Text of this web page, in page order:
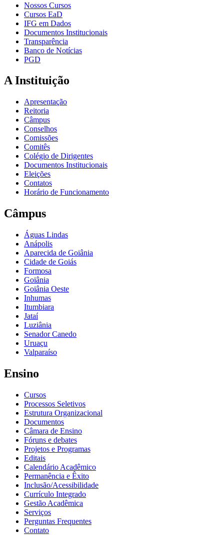
Nossos Cursos
Cursos EaD
IFG em Dados
Documentos Institucionais
Transparência
Banco de Notícias
PGD
A Instituição
Apresentação
Reitoria
Câmpus
Conselhos
Comissões
Comitês
Colégio de Dirigentes
Documentos Institucionais
Eleições
Contatos
Horário de Funcionamento
Câmpus
Águas Lindas
Anápolis
Aparecida de Goiânia
Cidade de Goiás
Formosa
Goiânia
Goiânia Oeste
Inhumas
Itumbiara
Jataí
Luziânia
Senador Canedo
Uruaçu
Valparaíso
Ensino
Cursos
Processos Seletivos
Estrutura Organizacional
Documentos
Câmara de Ensino
Fóruns e debates
Projetos e Programas
Editais
Calendário Acadêmico
Permanência e Êxito
Inclusão/Acessibilidade
Currículo Integrado
Gestão Acadêmica
Serviços
Perguntas Frequentes
Contato